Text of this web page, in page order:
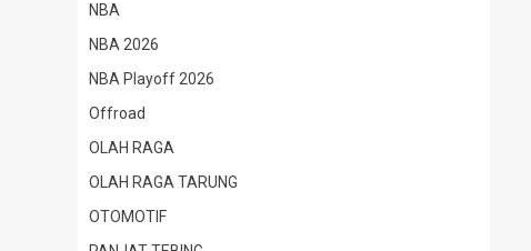
NBA
NBA 2026
NBA Playoff 2026
Offroad
OLAH RAGA
OLAH RAGA TARUNG
OTOMOTIF